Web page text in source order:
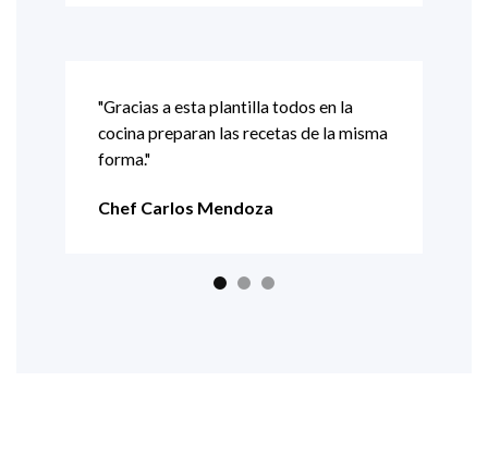
"Gracias a esta plantilla todos en la
cocina preparan las recetas de la misma
forma."
Chef Carlos Mendoza